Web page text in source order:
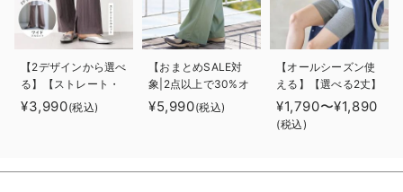
【2デザインから選べ
る】【ストレート・
ワイド】らくちん綿
混ストレッチリブパ
使える】
¥3,990(税込)
【おまとめSALE対
象|2点以上で30%オ
フ】コットンリネン
ワイドパンツ マタ
¥5,990(税込)
【オールシーズン使
える】【選べる2丈】
締め付けない綿混リ
ブストレートレギン
¥1,790〜¥1,890
(税込)